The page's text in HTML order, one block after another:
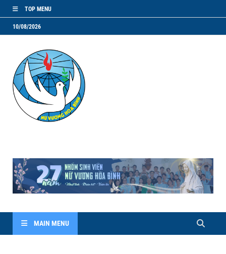
TOP MENU
10/08/2026
MAIN MENU